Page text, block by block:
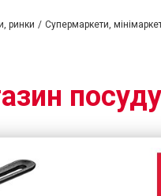
ринки Супермаркети,